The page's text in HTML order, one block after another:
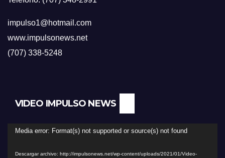
impulso1@hotmail.com
www.impulsonews.net
(707) 338-5248
VIDEO IMPULSO NEWS
Reproductor
Media error: Format(s) not supported or source(s) not found
Descargar archivo: http://impulsonews.net/wp-content/uploads/2021/01/Video-